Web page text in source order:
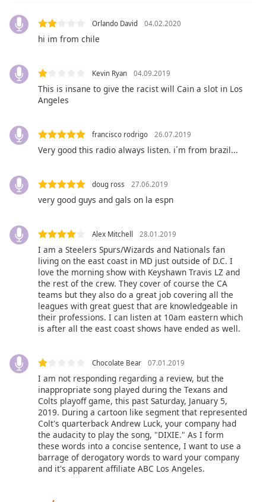
dialog
subtitles
Audio
Picture
Fullscreen
modal
Beginning
the
window.
Orlando David 04.02.2020
hi im from chile
Kevin Ryan 04.09.2019
This is insane to give the racist will Cain a slot in Los
Angeles
francisco rodrigo 26.07.2019
Very good this radio always listen. i´m from brazil...
doug ross 27.06.2019
very good guys and gals on la espn
Alex Mitchell 28.01.2019
I am a Steelers Spurs/Wizards and Nationals fan
living on the east coast in MD just outside of D.C. I
love the morning show with Keyshawn Travis LZ and
the rest of the crew. They cover of course the CA
teams but they also do a great job covering all the
leagues with great guest that are knowledgeable in
their professions. I can listen at 10am eastern which
is after all the east coast shows have ended as well.
Chocolate Bear 07.01.2019
I am not responding regarding a review, but the
inappropriate song played during the Texans and
Colts playoff game, this past Saturday, January 5,
2019. During a cartoon like segment that represented
Colt's quarterback Andrew Luck, your company had
the audacity to play the song, "DIXIE." As I form
these words into a concise sentence, I want to use a
barrage of derogatory words to ward your company
and it's apparent affiliate ABC Los Angeles.